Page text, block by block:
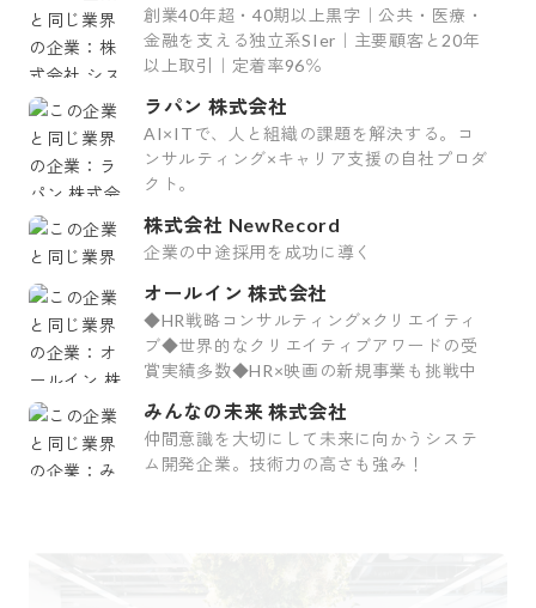
創業40年超・40期以上黒字｜公共・医療・
金融を支える独立系SIer｜主要顧客と20年
以上取引｜定着率96％
ラパン 株式会社
AI×ITで、人と組織の課題を解決する。コ
ンサルティング×キャリア支援の自社プロダ
クト。
株式会社 NewRecord
企業の中途採用を成功に導く
オールイン 株式会社
◆HR戦略コンサルティング×クリエイティ
ブ◆世界的なクリエイティブアワードの受
賞実績多数◆HR×映画の新規事業も挑戦中
みんなの未来 株式会社
仲間意識を大切にして未来に向かうシステ
ム開発企業。技術力の高さも強み！